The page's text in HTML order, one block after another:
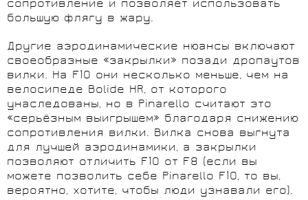
сопротивление и позволяет использовать
большую флягу в жару.
Другие аэродинамические нюансы включают
своеобразные «закрылки» позади дропаутов
вилки. На F10 они несколько меньше, чем на
велосипеде Bolide HR, от которого
унаследованы, но в Pinarello считают это
«серьёзным выигрышем» благодаря снижению
сопротивления вилки. Вилка снова выгнута
для лучшей аэродинамики, а закрылки
позволяют отличить F10 от F8 (если вы
можете позволить себе Pinarello F10, то вы,
вероятно, хотите, чтобы люди узнавали его).